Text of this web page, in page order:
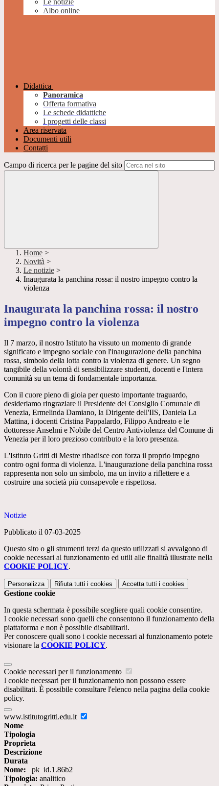
Le notizie
Albo online
Didattica
Panoramica
Offerta formativa
Le schede didattiche
I progetti delle classi
Area riservata
Documenti utili
Contatti
Campo di ricerca per le pagine del sito
Home >
Novità >
Le notizie >
Inaugurata la panchina rossa: il nostro impegno contro la
violenza
Inaugurata la panchina rossa: il nostro
impegno contro la violenza
Il 7 marzo, il nostro Istituto ha vissuto un momento di grande
significato e impegno sociale con l'inaugurazione della panchina
rossa, simbolo della lotta contro la violenza di genere. Un segno
tangibile della volontà di sensibilizzare studenti, docenti e l'intera
comunità su un tema di fondamentale importanza.
Con il cuore pieno di gioia per questo importante traguardo,
desideriamo ringraziare il Presidente del Consiglio Comunale di
Venezia, Ermelinda Damiano, la Dirigente dell'IIS, Daniela La
Mattina, i docenti Cristina Pappalardo, Filippo Andreato e le
dottoresse Anselmi e Nobile del Centro Antiviolenza del Comune di
Venezia per il loro prezioso contributo e la loro presenza.
L'Istituto Gritti di Mestre ribadisce con forza il proprio impegno
contro ogni forma di violenza. L'inaugurazione della panchina rossa
rappresenta non solo un simbolo, ma un invito a riflettere e a
costruire una società più consapevole e rispettosa.
Notizie
Pubblicato il 07-03-2025
Questo sito o gli strumenti terzi da questo utilizzati si avvalgono di
cookie necessari al funzionamento ed utili alle finalità illustrate nella
COOKIE POLICY.
Personalizza Rifiuta tutti i cookies Accetta tutti i cookies
Gestione cookie
In questa schermata è possibile scegliere quali cookie consentire.
I cookie necessari sono quelli che consentono il funzionamento della
piattaforma e non è possibile disabilitarli.
Per conoscere quali sono i cookie necessari al funzionamento potete
visionare la COOKIE POLICY.
Cookie necessari per il funzionamento
I cookie necessari per il funzionamento non possono essere
disabilitati. È possibile consultare l'elenco nella pagina della cookie
policy.
www.istitutogritti.edu.it
Nome
Tipologia
Proprieta
Descrizione
Durata
Nome: _pk_id.1.86b2
Tipologia: analitico